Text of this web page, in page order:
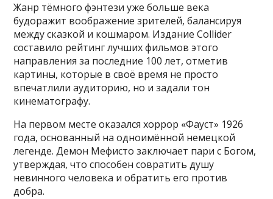
Жанр тёмного фэнтези уже больше века
будоражит воображение зрителей, балансируя
между сказкой и кошмаром. Издание Collider
составило рейтинг лучших фильмов этого
направления за последние 100 лет, отметив
картины, которые в своё время не просто
впечатлили аудиторию, но и задали тон
кинематографу.
На первом месте оказался хоррор «Фауст» 1926
года, основанный на одноимённой немецкой
легенде. Демон Мефисто заключает пари с Богом,
утверждая, что способен совратить душу
невинного человека и обратить его против
добра.